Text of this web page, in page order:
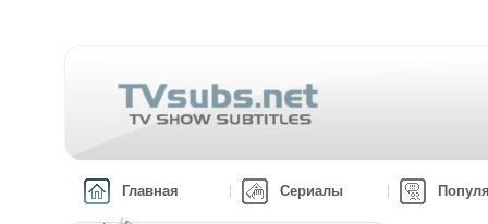
Главная Сериалы